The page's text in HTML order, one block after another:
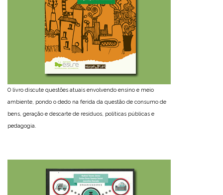
O livro discute questões atuais envolvendo ensino e meio
ambiente, pondo o dedo na ferida da questão de consumo de
bens, geração e descarte de resíduos, políticas públicas e
pedagogia.